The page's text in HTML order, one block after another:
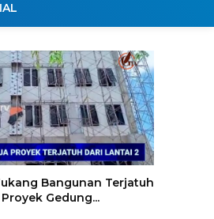
Bangunan Terjatuh
Gedung...